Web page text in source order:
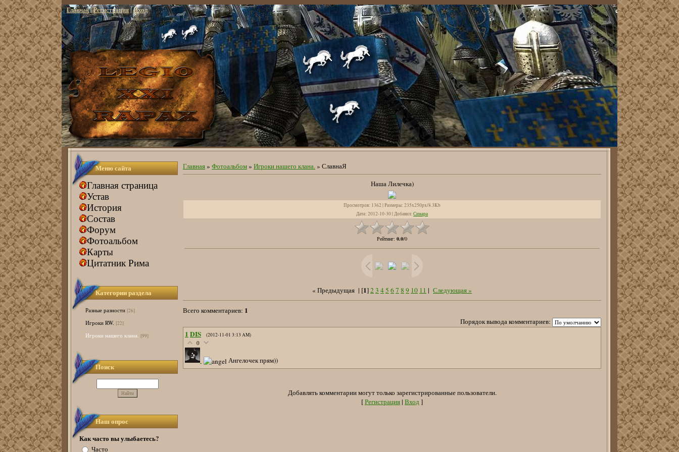
Главная|Регистрация|Вход
Меню сайта
Главная страница
Устав
История
Состав
Форум
Фотоальбом
Карты
Цитатник Рима
Категории раздела
Разные разности [26]
Игроки RW. [22]
Игроки нашего клана. [99]
Поиск
Наш опрос
Как часто вы улыбаетесь?
Часто
Главная» Фотоальбом» Игроки нашего клана.» СлавнаЯ
Наша Лилечка)
Просмотров: 1362 |Размеры: 235x250px/8.3Kb
Дата: 2012-10-30 |Добавил: Синара
Рейтинг: 0.0/0
« Предыдущая | [1]2 3 45 67 8 9 10 11 | Следующая »
Всего комментариев: 1
Порядок вывода комментариев:
1 DIS (2012-11-01 3:13 AM)
0
Ангелочек прям))
Добавлять комментарии могут только зарегистрированные пользователи.
[Регистрация | Вход ]